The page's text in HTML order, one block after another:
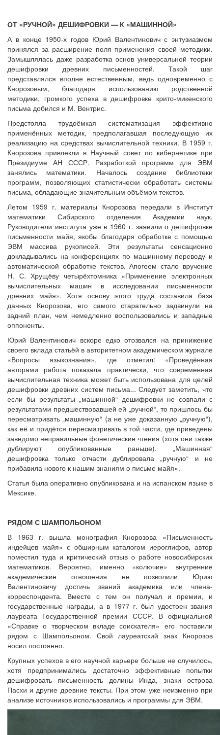
ОТ «РУЧНОЙ» ДЕШИФРОВКИ — К «МАШИННОЙ»
А в конце 1950-х годов Юрий Валентинович с энтузиазмом
принялся за расширение поля применения своей методики.
Замышлялась даже разработка основ универсальной теории
дешифровки древних письменностей. Такой шаг
представлялся вполне естественным, ведь одновременно с
Кнорозовым, благодаря использованию родственной
методики, громкого успеха в дешифровке крито-микенского
письма добился и М. Вентрис.
Предстояла трудоёмкая систематизация эффективно
применённых методик, предполагавшая последующую их
реализацию на средствах вычислительной техники. В 1959 г.
Кнорозова привлекли в Научный совет по кибернетике при
Президиуме АН СССР. Разработкой программ для ЭВМ
занялись математики. Началось создание библиотеки
программ, позволяющих статистически обработать системы
письма, обладающие значительным объёмом текстов.
Летом 1959 г. материалы Кнорозова передали в Институт
математики Сибирского отделения Академии наук.
Руководители института уже в 1960 г. заявили о дешифровке
письменности майя, якобы благодаря обработке с помощью
ЭВМ массива рукописей. Эти результаты сенсационно
докладывались на конференциях по машинному переводу и
автоматической обработке текстов. Апогеем стало вручение
Н. С. Хрущёву четырёхтомника «Применение электронных
вычислительных машин в исследовании письменности
древних майя». Хотя основу этого труда составила база
данных Кнорозова, его самого старательно задвинули на
задний план, чем немедленно воспользовались и западные
оппоненты.
Юрий Валентинович вскоре едко отозвался на принижение
своего вклада статьёй в авторитетном академическом журнале
«Вопросы языкознания», где отметил: «Проведённая
авторами работа показала практически, что современная
вычислительная техника может быть использована для целей
дешифровки древних систем письма... Следует заметить, что
если бы результаты „машинной“ дешифровки не совпали с
результатами предшествовавшей ей „ручной“, то пришлось бы
пересматривать „машинную“ (а не уже доказанную „ручную“),
как её и придётся пересматривать в той части, где приведены
заведомо неправильные фонетические чтения (хотя они также
дублируют опубликованные раньше). „Машинная“
дешифровка только отчасти дублировала „ручную“ и не
прибавила нового к нашим знаниям о письме майя».
Статья была оперативно опубликована и на испанском языке в
Мексике.
РЯДОМ С ШАМПОЛЬОНОМ
В 1963 г. вышла монография Кнорозова «Письменность
индейцев майя» с обширным каталогом иероглифов, автор
поместил туда и критический отзыв о работе новосибирских
математиков. Вероятно, именно «колючие» внутренние
академические отношения не позволили Юрию
Валентиновичу достичь званий академика или члена-
корреспондента. Вместе с тем он получал и премии, и
государственные награды, а в 1977 г. был удостоен звания
лауреата Государственной премии СССР. В официальной
«Справке о творческом вкладе соискателя» его поставили
рядом с Шампольоном. Свой лауреатский знак Кнорозов
носил постоянно.
Крупных успехов в его научной карьере больше не случилось,
хотя предпринимались достаточно эффективные попытки
дешифровать письменность долины Инда, знаки острова
Пасхи и другие древние тексты. При этом уже неизменно при
анализе источников использовались и программы для ЭВМ.